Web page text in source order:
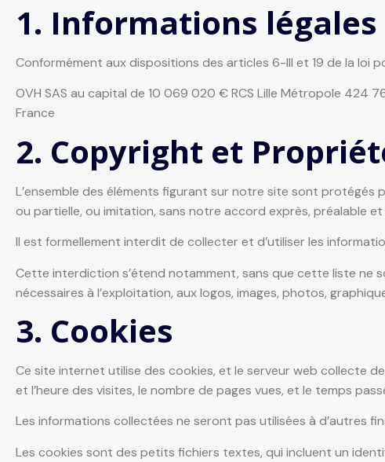
1. Informations légales
Conformément aux dispositions des articles 6-III et 19 de la loi
OVH SAS au capital de 10 069 020 € RCS Lille Métropole 424
France
2. Copyright et
L’ensemble des éléments figurant sur notre site sont
ou partielle, ou imitation, sans notre accord exprès, préalable
Il est formellement interdit de collecter et d’utiliser les
Cette interdiction s’étend notamment, sans que cette liste ne
nécessaires à l’exploitation, aux logos, images, photos,
3. Cookies
Ce site internet utilise des cookies, et le serveur web collecte
et l’heure des visites, le nombre de pages vues, et le temps
Les informations collectées ne seront pas utilisées à d’autres
Les cookies sont des petits fichiers textes, qui incluent un